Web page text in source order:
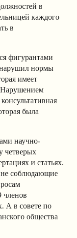
в
каждого
в
фигурантами
нарушил нормы
имеет
Нарушением
была
научно-
четверых
и статьях.
не соблюдающие
членов
А в совете по
общества